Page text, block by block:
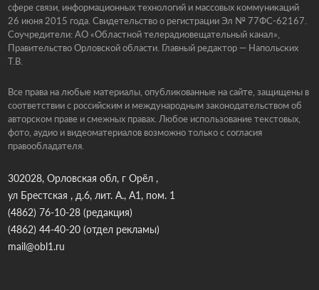
сфере связи, информационных технологий и массовых коммуникаций
26 июня 2015 года. Свидетельство о регистрации Эл № 77ФС-62167.
Соучредители: АО «Областной телерадиовещательный канал»,
Правительство Орловской области. Главный редактор — Напольских
Т.В.
Все права на любые материалы, опубликованные на сайте, защищены в
соответствии с российским и международным законодательством об
авторском праве и смежных правах. Любое использование текстовых,
фото, аудио и видеоматериалов возможно только с согласия
правообладателя.
302028, Орловская обл, г Орёл ,
ул Брестская , д.6, лит. А., А1, пом. 1
(4862) 76-10-28(редакция)
(4862) 44-40-20(отдел рекламы)
mail@obl1.ru